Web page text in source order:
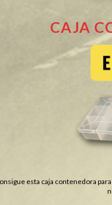
CAJA
esta caja contenedora